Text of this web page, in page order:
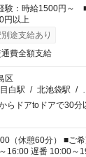
験：時給1500円
円以上
途支給あり
費全額支給
区
目白駅 / 北池袋駅 /
らドアtoドアで30
■ご希望があれば下記シフトもOK！
遅番 10:00～